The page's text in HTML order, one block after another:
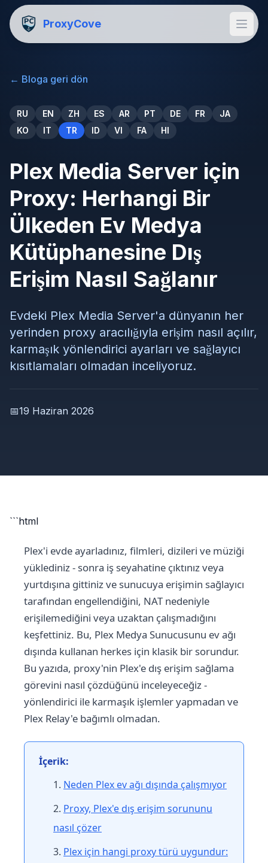
ProxyCove
← Bloga geri dön
RU EN ZH ES AR PT DE FR
JA
KO
IT TR ID VI FA HI
Plex Media Server için
Proxy: Herhangi Bir
Ülkeden Ev Medya
Kütüphanesine Dış
Erişim Nasıl Sağlanır
Evdeki Plex Media Server'a dünyanın her
yerinden proxy aracılığıyla erişim nasıl açılır,
karmaşık yönlendirici ayarları ve sağlayıcı
kısıtlamaları olmadan inceliyoruz.
📅19 Haziran 2026
```html
Plex'i evde ayarladınız, filmleri, dizileri ve müziği
yüklediniz - sonra iş seyahatine çıktınız veya
yurtdışına gittiniz ve sunucuya erişimin sağlayıcı
tarafından engellendiğini, NAT nedeniyle
erişilemediğini veya uzaktan çalışmadığını
keşfettiniz. Bu, Plex Medya Sunucusunu ev ağı
dışında kullanan herkes için klasik bir sorundur.
Bu yazıda, proxy'nin Plex'e dış erişim sağlama
görevini nasıl çözdüğünü inceleyeceğiz -
yönlendirici ile karmaşık işlemler yapmadan ve
Plex Relay'e bağımlı olmadan.
İçerik:
Neden Plex ev ağı dışında çalışmıyor
Proxy, Plex'e dış erişim sorununu
nasıl çözer
Plex için hangi proxy türü uygundur: